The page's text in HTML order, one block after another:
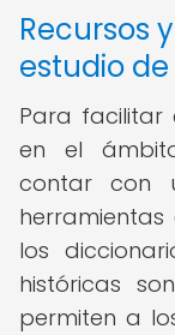
Recursos
estudio
Para facilitar
en el
contar con
herramientas
los
históricas
permiten a